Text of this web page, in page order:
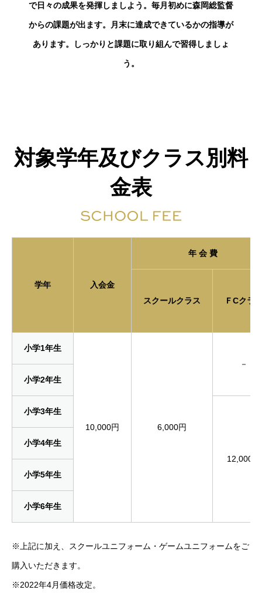
で日々の成果を発揮しましよう。毎月初めに森岡総監督
からの課題が出ます。月末に達成できているかの指導が
あります。しっかりと課題に取り組んで習得しましょ
う。
対象学年及びクラス別料
金表
学年 入会金
年 会 費
スクールクラス ＦCクラ
小学1年生
10,000円 6,000円
－
小学2年生
小学3年生
12,000円
小学4年生
小学5年生
小学6年生
※上記に加え、スクールユニフォーム・ゲームユニフォームをご
購入いただきます。
※2022年4月価格改定。